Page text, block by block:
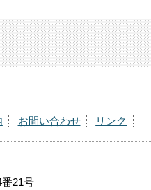
お問い合わせ リンク
21号